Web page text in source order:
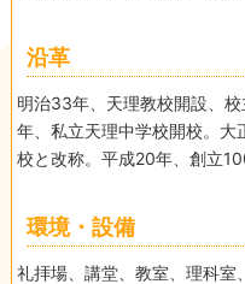
沿革
明治33年、天理教校開設、
年、私立天理中学校開校。
校と改称。平成20年、創立
環境・設備
礼拝場、講堂、教室、理科室